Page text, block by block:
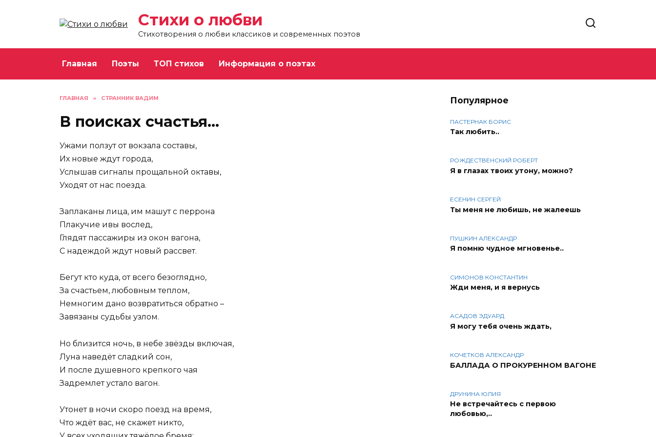
Стихи о любви
Стихотворения о любви классиков и современных поэтов
Главная Поэты ТОП стихов Информация о поэтах
ГЛАВНАЯ » СТРАННИК ВАДИМ
В поисках счастья…
Ужами ползут от вокзала составы,
Их новые ждут города,
Услышав сигналы прощальной октавы,
Уходят от нас поезда.
Заплаканы лица, им машут с перрона
Плакучие ивы вослед,
Глядят пассажиры из окон вагона,
С надеждой ждут новый рассвет.
Бегут кто куда, от всего безоглядно,
За счастьем, любовным теплом,
Немногим дано возвратиться обратно –
Завязаны судьбы узлом.
Но близится ночь, в небе звёзды включая,
Луна наведёт сладкий сон,
И после душевного крепкого чая
Задремлет устало вагон.
Утонет в ночи скоро поезд на время,
Что ждёт вас, не скажет никто,
Популярное
ПАСТЕРНАК БОРИС
Так любить..
РОЖДЕСТВЕНСКИЙ РОБЕРТ
Я в глазах твоих утону, можно?
ЕСЕНИН СЕРГЕЙ
Ты меня не любишь, не жалеешь
ПУШКИН АЛЕКСАНДР
Я помню чудное мгновенье..
СИМОНОВ КОНСТАНТИН
Жди меня, и я вернусь
АСАДОВ ЭДУАРД
Я могу тебя очень ждать,
КОЧЕТКОВ АЛЕКСАНДР
БАЛЛАДА О ПРОКУРЕННОМ ВАГОНЕ
ДРУНИНА ЮЛИЯ
Не встречайтесь с первою
любовью,..